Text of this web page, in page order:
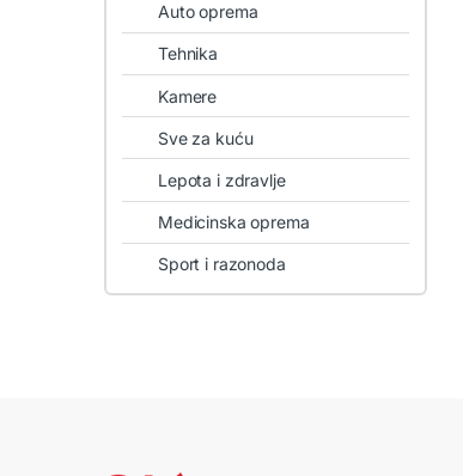
Auto oprema
Tehnika
Kamere
Sve za kuću
Lepota i zdravlje
Medicinska oprema
Sport i razonoda